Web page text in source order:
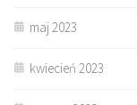
maj 2023
kwiecień 2023